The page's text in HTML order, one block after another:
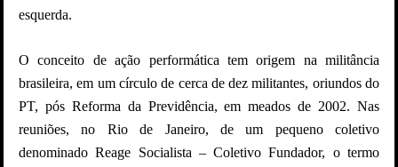
esquerda.
O conceito de ação performática tem origem na militância
brasileira, em um círculo de cerca de dez militantes, oriundos do
PT, pós Reforma da Previdência, em meados de 2002. Nas
reuniões, no Rio de Janeiro, de um pequeno coletivo
denominado Reage Socialista – Coletivo Fundador, o termo